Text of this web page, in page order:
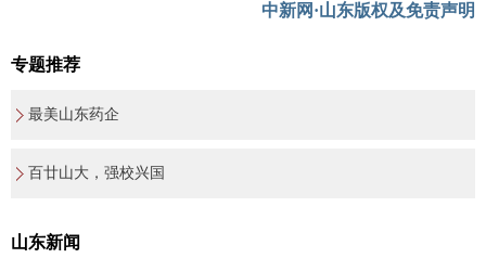
中新网·山东版权及免责声明
专题推荐
最美山东药企
百廿山大，强校兴国
山东新闻